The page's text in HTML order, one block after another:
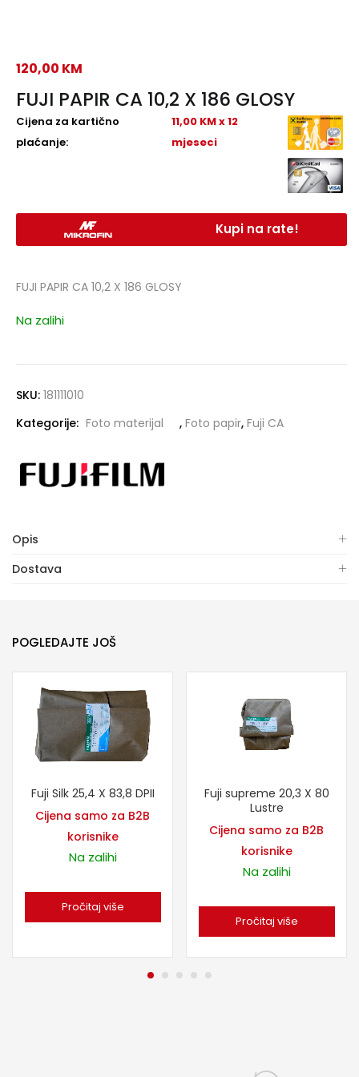
FUJI PAPIR CA 10,2 X 186 GLOSY
120,00 KM
Cijena za kartično
plaćanje:
11,00 KM x 12
mjeseci
Kupi na rate!
FUJI PAPIR CA 10,2 X 186 GLOSY
Na zalihi
SKU: 181111010
Kategorije: Foto materijal , Foto papir, Fuji CA
Opis
Dostava
POGLEDAJTE JOŠ
Fuji Silk 25,4 X 83,8 DPII
Cijena samo za B2B
korisnike
Na zalihi
Pročitaj više
Fuji supreme 20,3 X 80
Lustre
Cijena samo za B2B
korisnike
Na zalihi
Pročitaj više